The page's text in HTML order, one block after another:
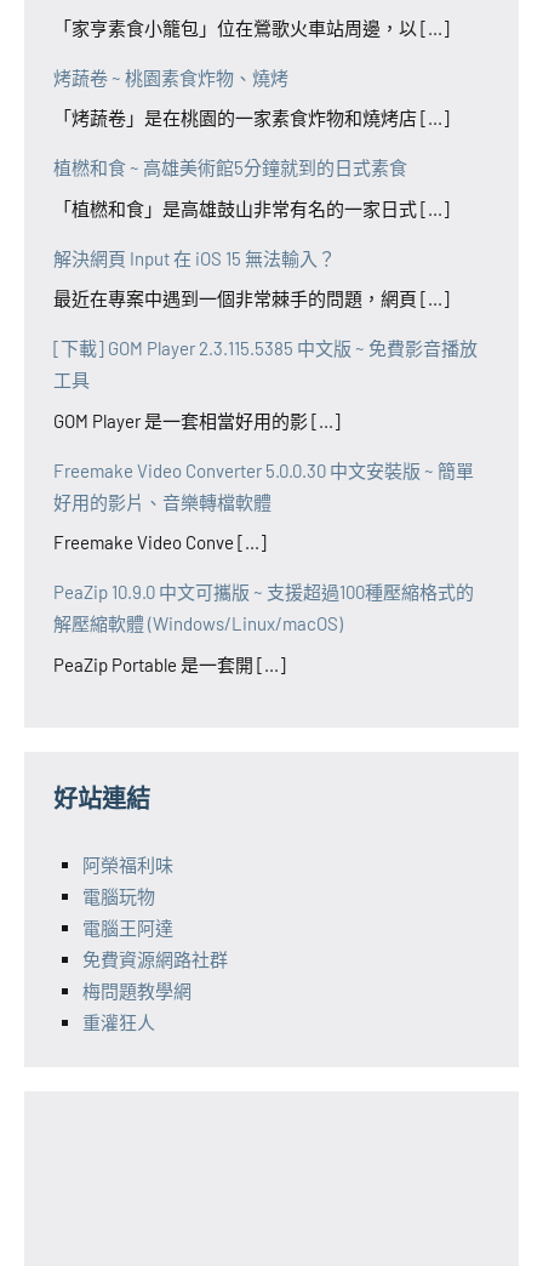
「家亨素食小籠包」位在鶯歌火車站周邊，以 [...]
烤蔬卷 ~ 桃園素食炸物、燒烤
「烤蔬卷」是在桃園的一家素食炸物和燒烤店 [...]
植橪和食 ~ 高雄美術館5分鐘就到的日式素食
「植橪和食」是高雄鼓山非常有名的一家日式 [...]
解決網頁 Input 在 iOS 15 無法輸入？
最近在專案中遇到一個非常棘手的問題，網頁 [...]
[下載] GOM Player 2.3.115.5385 中文版 ~ 免費影音播放
工具
GOM Player 是一套相當好用的影 [...]
Freemake Video Converter 5.0.0.30 中文安裝版 ~ 簡單
好用的影片、音樂轉檔軟體
Freemake Video Conve [...]
PeaZip 10.9.0 中文可攜版 ~ 支援超過100種壓縮格式的
解壓縮軟體 (Windows/Linux/macOS)
PeaZip Portable 是一套開 [...]
好站連結
阿榮福利味
電腦玩物
電腦王阿達
免費資源網路社群
梅問題教學網
重灌狂人